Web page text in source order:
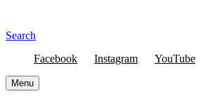
Search
Facebook
Instagram YouTube
Menu